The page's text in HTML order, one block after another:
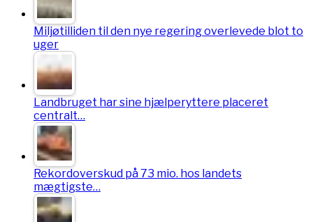
Miljøtilliden til den nye regering overlevede blot to
uger
Landbruget har sine hjælperyttere placeret
centralt…
Rekordoverskud på 73 mio. hos landets
mægtigste…